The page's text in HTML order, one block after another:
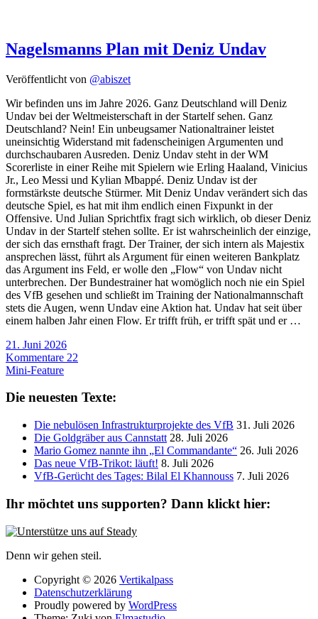
Nagelsmanns Plan mit Deniz Undav
Veröffentlicht von @abiszet
Wir befinden uns im Jahre 2026. Ganz Deutschland will Deniz
Undav bei der Weltmeisterschaft in der Startelf sehen. Ganz
Deutschland? Nein! Ein unbeugsamer Nationaltrainer leistet
uneinsichtig Widerstand mit fadenscheinigen Argumenten und
durchschaubaren Ausreden. Deniz Undav steht in der WM
Scorerliste in einer Reihe mit Spielern wie Erling Haaland, Vinicius
Jr., Leo Messi und Kylian Mbappé. Deniz Undav ist der
formstärkste deutsche Stürmer. Mit Deniz Undav verändert sich das
deutsche Spiel, es hat mit ihm endlich einen Fixpunkt in der
Offensive. Und Julian Sprichtfix fragt sich wirklich, ob dieser Deniz
Undav in der Startelf stehen sollte. Er ist wahrscheinlich der einzige,
der sich das ernsthaft fragt. Der Trainer, der sich intern als Majestix
ansprechen lässt, führt als Argument für einen weiteren Bankplatz
das Argument ins Feld, er wolle den „Flow“ von Undav nicht
unterbrechen. Der Bundestrainer hat womöglich noch nie ein Spiel
des VfB gesehen und schließt im Training der Nationalmannschaft
stets die Augen, wenn Undav eine Aktion hat. Undav hat seit über
einem halben Jahr einen Flow. Er trifft früh, er trifft spät und er …
21. Juni 2026
Kommentare 22
Mini-Feature
Die neuesten Texte:
Die nebulösen Infrastrukturprojekte des VfB 31. Juli 2026
Die Goldgräber aus Cannstatt 28. Juli 2026
Mario Gomez nannte ihn „El Commandante“ 26. Juli 2026
Das neue VfB-Trikot: läuft! 8. Juli 2026
VfB-Gerücht des Tages: Bilal El Khannouss 7. Juli 2026
Ihr möchtet uns supporten? Dann klickt hier:
Denn wir gehen steil.
Copyright © 2026 Vertikalpass
Datenschutzerklärung
Proudly powered by WordPress